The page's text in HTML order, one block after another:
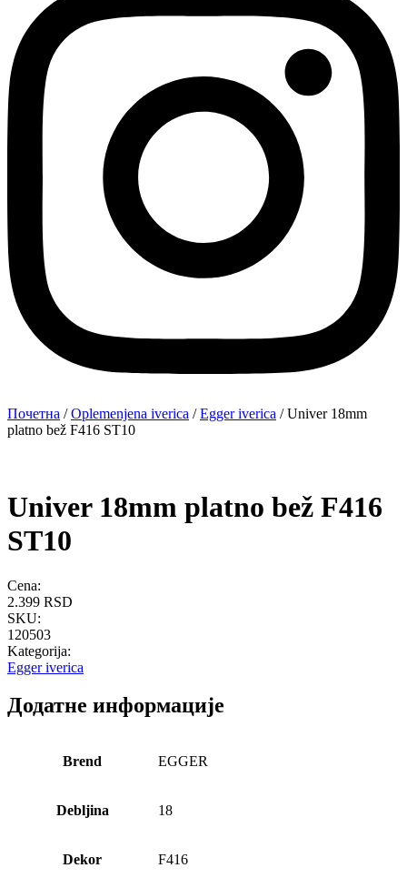
Почетна /Oplemenjena iverica /Egger iverica / Univer 18mm
platno bež F416 ST10
Univer 18mm platno bež F416
ST10
Cena:
2.399 RSD
SKU:
120503
Kategorija:
Egger iverica
Додатне информације
Brend EGGER
Debljina 18
Dekor F416